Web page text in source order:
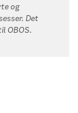
og
Det
OBOS.